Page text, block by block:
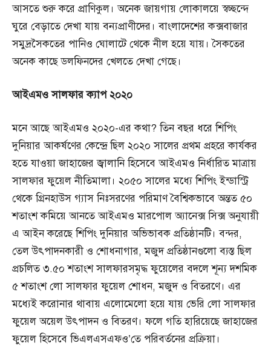
আসতে শুরু করে প্রাণিকুল। অনেক জায়গায় লোকালয়ে স্বচ্ছন্দে
ঘুরে বেড়াতে দেখা যায় বন্যপ্রাণীদের। বাংলাদেশের কক্সবাজার
সমুদ্রসৈকতের পানিও ঘোলাটে থেকে নীল হয়ে যায়। সৈকতের
অনেক কাছে ডলফিনদের খেলতে দেখা গেছে।
আইএমওসালফারক্যাপ২০২০
মনে আছে আইএমও ২০২০-এর কথা? তিন বছর ধরে শিপিং
দুনিয়ার আকর্ষণের কেন্দ্রে ছিল ২০২০ সালের প্রথম প্রহরে কার্যকর
হতে যাওয়া জাহাজের জ্বালানি হিসেবে আইএমও নির্ধারিত মাত্রায়
সালফার ফুয়েল নীতিমালা। ২০৫০ সালের মধ্যে শিপিং ইন্ডাস্ট্রি
থেকে গ্রিনহাউস গ্যাস নিঃসরণের পরিমাণ বৈশ্বিকভাবে অন্তত ৫০
শতাংশ কমিয়ে আনতে আইএমও মারপোল অ্যানেক্স সিক্স অনুযায়ী
এ আইন করেছে শিপিং দুনিয়ার অভিভাবক প্রতিষ্ঠানটি। বন্দর,
তেল উৎপাদনকারী ও শোধনাগার, মজুদ প্রতিষ্ঠানগুলো ব্যস্ত ছিল
প্রচলিত ৩.৫০ শতাংশ সালফারসমৃদ্ধ ফুয়েলের বদলে শূন্য দশমিক
৫ শতাংশ লো সালফার ফুয়েল শোধন, মজুদ ও বিতরণে। এর
মধ্যেই করোনার থাবায় এলোমেলো হয়ে যায় ভেরি লো সালফার
ফুয়েল অয়েল উৎপাদন ও বিতরণ। ফলে গতি হারিয়েছে জাহাজের
ফুয়েল হিসেবে ভিএলএসএফও’তে পরিবর্তনের প্রক্রিয়া।